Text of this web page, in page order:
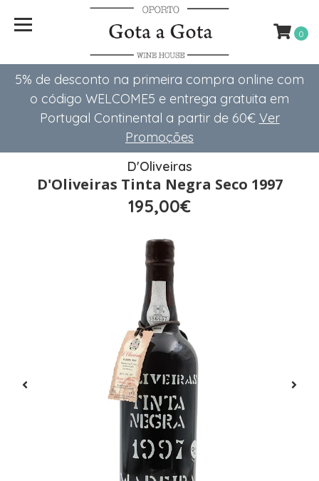
5% de desconto na primeira compra online com
o código WELCOME5 e entrega gratuita em
Portugal Continental a partir de 60€ Ver
Promoções
0
D'Oliveiras
D'Oliveiras Tinta Negra Seco 1997
195,00€